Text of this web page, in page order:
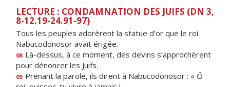
LECTURE : CONDAMNATION DES JUIFS (DN 3,
8-12.19-24.91-97)
Tous les peuples adorèrent la statue d’or que le roi
Nabucodonosor avait érigée.
08 Là-dessus, à ce moment, des devins s’approchèrent
pour dénoncer les Juifs.
09 Prenant la parole, ils dirent à Nabucodonosor : « Ô